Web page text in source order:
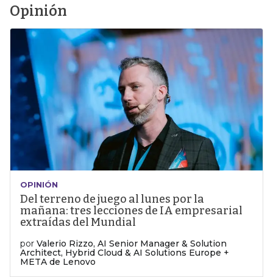
Opinión
OPINIÓN
Del terreno de juego al lunes por la
mañana: tres lecciones de IA empresarial
extraídas del Mundial
por Valerio Rizzo, AI Senior Manager & Solution
Architect, Hybrid Cloud & AI Solutions Europe +
META de Lenovo